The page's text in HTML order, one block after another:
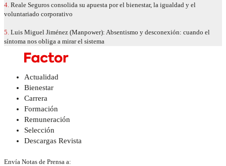
4. Reale Seguros consolida su apuesta por el bienestar, la igualdad y el
voluntariado corporativo
5. Luis Miguel Jiménez (Manpower): Absentismo y desconexión: cuando el
síntoma nos obliga a mirar el sistema
Actualidad
Bienestar
Carrera
Formación
Remuneración
Selección
Descargas Revista
Envía Notas de Prensa a: